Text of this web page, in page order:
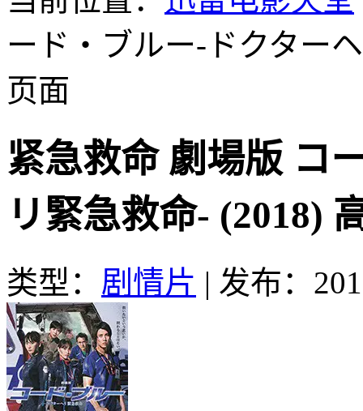
ード・ブルー-ドクター
页面
紧急救命 劇場版 コ
リ緊急救命- (2018)
类型： 剧情片 | 发布：